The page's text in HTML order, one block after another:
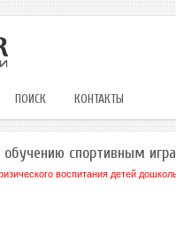
ПОИСК КОНТАКТЫ
обучению спортивным
воспитания детей